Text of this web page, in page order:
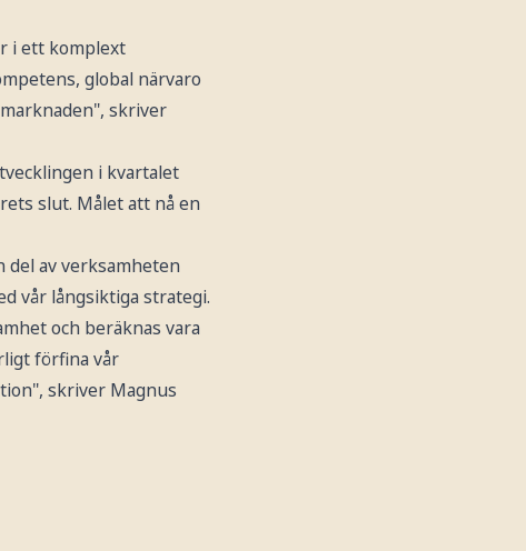
i ett komplext
global närvaro
skriver
i kvartalet
slut. Målet att nå en
del av verksamheten
vår långsiktiga strategi.
och beräknas vara
förfina vår
skriver Magnus